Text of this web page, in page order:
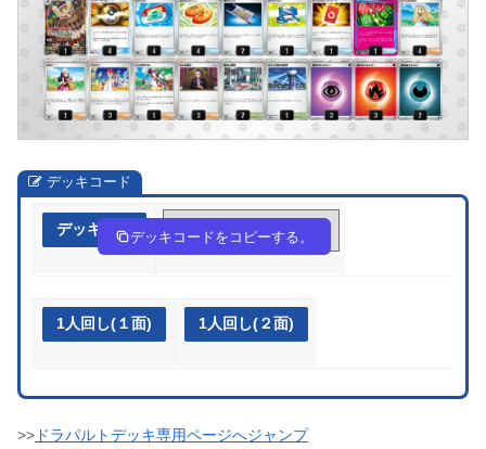
デッキコード
デッキ作成 cc884Y-2qhZdz-DDc8Gc
デッキコードをコピーする。
1人回し(１面) 1人回し(２面)
>> ドラパルトデッキ専用ページへジャンプ